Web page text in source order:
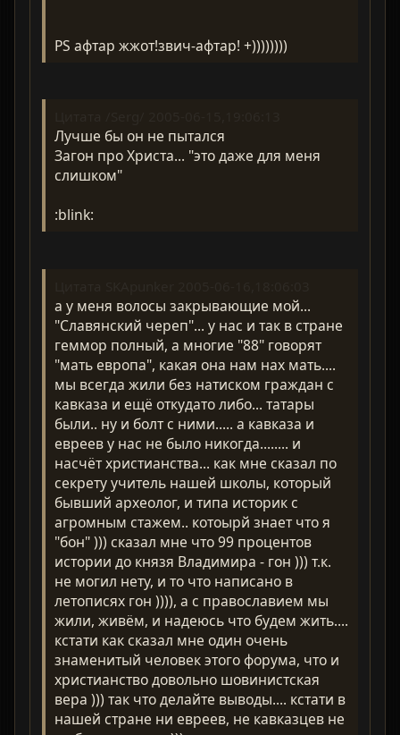
PS афтар жжот!звич-афтар! +))))))))
Лучше бы он не пытался
Загон про Христа... "это даже для меня
слишком"
:blink:
а у меня волосы закрывающие мой...
"Славянский череп"... у нас и так в стране
геммор полный, а многие "88" говорят
"мать европа", какая она нам нах мать....
мы всегда жили без натиском граждан с
кавказа и ещё откудато либо... татары
были.. ну и болт с ними..... а кавказа и
евреев у нас не было никогда........ и
насчёт христианства... как мне сказал по
секрету учитель нашей школы, который
бывший археолог, и типа историк с
агромным стажем.. котоырй знает что я
"бон" ))) сказал мне что 99 процентов
истории до князя Владимира - гон ))) т.к.
не могил нету, и то что написано в
летописях гон )))), а с православием мы
жили, живём, и надеюсь что будем жить....
кстати как сказал мне один очень
знаменитый человек этого форума, что и
христианство довольно шовинистская
вера ))) так что делайте выводы.... кстати в
нашей стране ни евреев, не кавказцев не